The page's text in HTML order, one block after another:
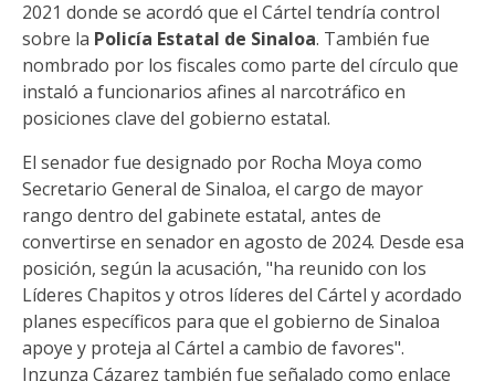
2021 donde se acordó que el Cártel tendría control
sobre la Policía Estatal de Sinaloa. También fue
nombrado por los fiscales como parte del círculo que
instaló a funcionarios afines al narcotráfico en
posiciones clave del gobierno estatal.
El senador fue designado por Rocha Moya como
Secretario General de Sinaloa, el cargo de mayor
rango dentro del gabinete estatal, antes de
convertirse en senador en agosto de 2024. Desde esa
posición, según la acusación, "ha reunido con los
Líderes Chapitos y otros líderes del Cártel y acordado
planes específicos para que el gobierno de Sinaloa
apoye y proteja al Cártel a cambio de favores".
Inzunza Cázarez también fue señalado como enlace